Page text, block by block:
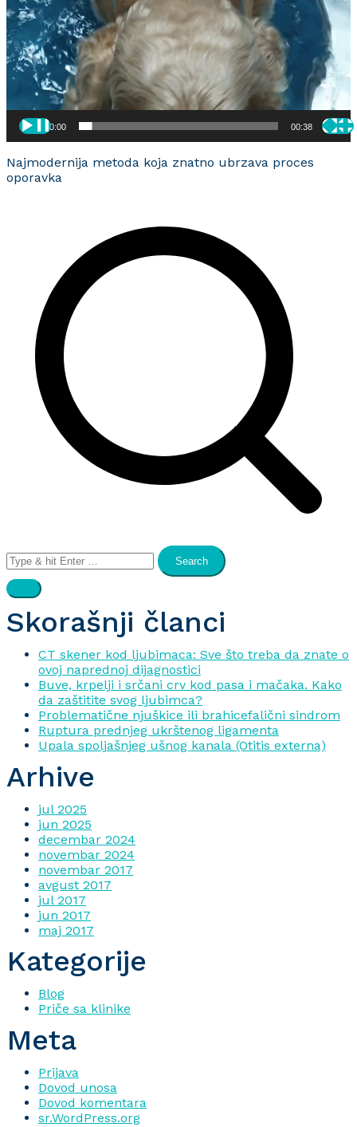
00:00 00:38
Najmodernija metoda koja znatno ubrzava proces
oporavka
Search
for:
Skorašnji članci
CT skener kod ljubimaca: Sve što treba da znate o
ovoj naprednoj dijagnostici
Buve, krpelji i srčani crv kod pasa i mačaka. Kako
da zaštitite svog ljubimca?
Problematične njuškice ili brahicefalični sindrom
Ruptura prednjeg ukrštenog ligamenta
Upala spoljašnjeg ušnog kanala (Otitis externa)
Arhive
jul 2025
jun 2025
decembar 2024
novembar 2024
novembar 2017
avgust 2017
jul 2017
jun 2017
maj 2017
Kategorije
Blog
Priče sa klinike
Meta
Prijava
Dovod unosa
Dovod komentara
sr.WordPress.org